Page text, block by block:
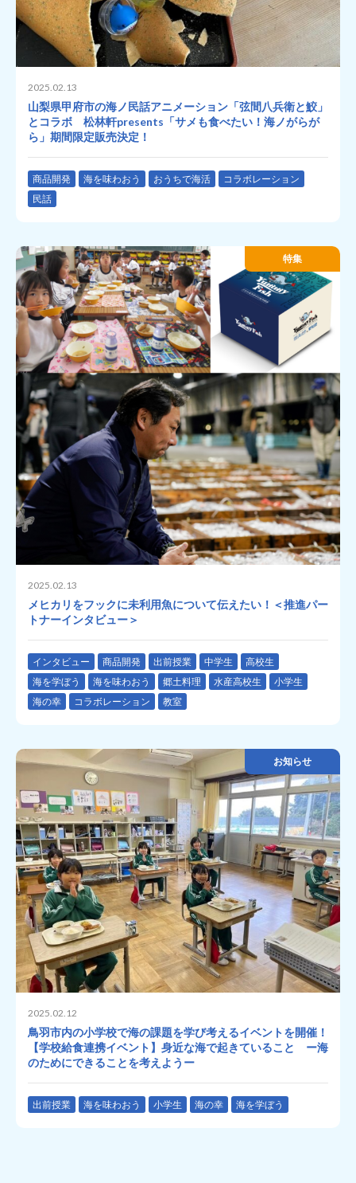
2025.02.13
山梨県甲府市の海ノ民話アニメーション「弦間八兵衛と鮫」
とコラボ 松林軒presents「サメも食べたい！海ノがらが
ら」期間限定販売決定！
商品開発 海を味わおう おうちで海活
コラボレーション
民話
特集
2025.02.13
メヒカリをフックに未利用魚について伝えたい！＜推進パー
トナーインタビュー＞
インタビュー 商品開発 出前授業 中学生
高校生
海を学ぼう
海を味わおう 郷土料理 水産高校生
小学生
海の幸
コラボレーション 教室
お知らせ
2025.02.12
鳥羽市内の小学校で海の課題を学び考えるイベントを開催！
【学校給食連携イベント】身近な海で起きていること ー海
のためにできることを考えようー
出前授業 海を味わおう 小学生 海の幸 海を学ぼう